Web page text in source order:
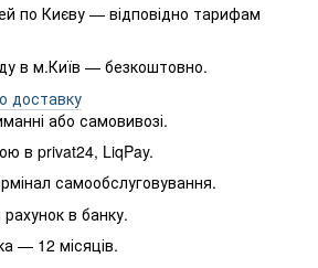
по Києву — відповідно тарифам
в м.Київ — безкоштовно.
доставку
або самовивозі.
в privat24, LiqPay.
самообслуговування.
в банку.
— 12 місяців.